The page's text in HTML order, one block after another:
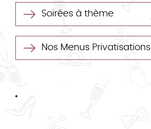
Soirées à thème
Nos Menus Privatisations